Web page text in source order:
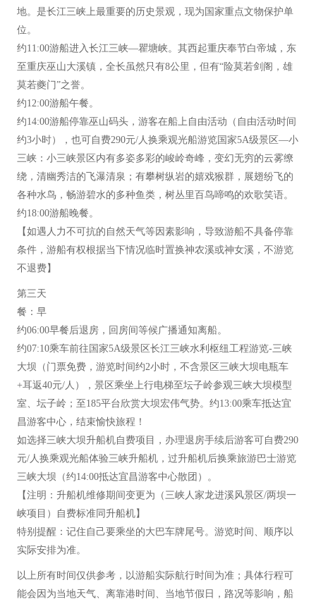
地。是长江三峡上最重要的历史景观，现为国家重点文物保护单
位。
约11:00游船进入长江三峡—瞿塘峡。其西起重庆奉节白帝城，东
至重庆巫山大溪镇，全长虽然只有8公里，但有“险莫若剑阁，雄
莫若夔门”之誉。
约12:00游船午餐。
约14:00游船停靠巫山码头，游客在船上自由活动（自由活动时间
约3小时），也可自费290元/人换乘观光船游览国家5A级景区—小
三峡：小三峡景区内有多姿多彩的峻岭奇峰，变幻无穷的云雾缭
绕，清幽秀洁的飞瀑清泉；有攀树纵岩的嬉戏猴群，展翅纷飞的
各种水鸟，畅游碧水的多种鱼类，树丛里百鸟啼鸣的欢歌笑语。
约18:00游船晚餐。
【如遇人力不可抗的自然天气等因素影响，导致游船不具备停靠
条件，游船有权根据当下情况临时置换神农溪或神女溪，不游览
不退费】
第三天
餐：早
约06:00早餐后退房，回房间等候广播通知离船。
约07:10乘车前往国家5A级景区长江三峡水利枢纽工程游览-三峡
大坝（门票免费，游览时间约2小时，不含景区三峡大坝电瓶车
+耳返40元/人），景区乘坐上行电梯至坛子岭参观三峡大坝模型
室、坛子岭；至185平台欣赏大坝宏伟气势。约13:00乘车抵达宜
昌游客中心，结束愉快旅程！
如选择三峡大坝升船机自费项目，办理退房手续后游客可自费290
元/人换乘观光船体验三峡升船机，过升船机后换乘旅游巴士游览
三峡大坝（约14:00抵达宜昌游客中心散团）。
【注明：升船机维修期间变更为（三峡人家龙进溪风景区/两坝一
峡项目）自费标准同升船机】
特别提醒：记住自己要乘坐的大巴车牌尾号。游览时间、顺序以
实际安排为准。
以上所有时间仅供参考，以游船实际航行时间为准；具体行程可
能会因为当地天气、离靠港时间、当地节假日，路况等影响，船